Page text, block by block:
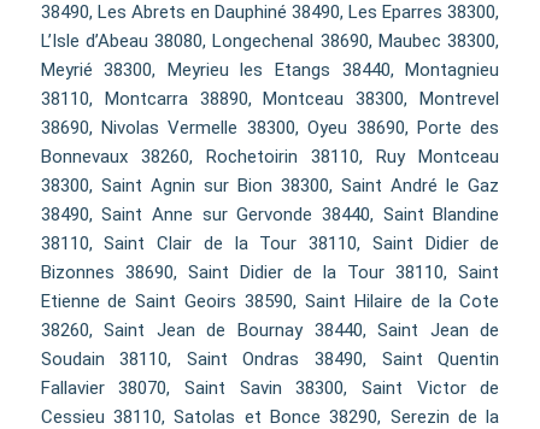
38490, Les Abrets en Dauphiné 38490, Les Eparres 38300,
L’Isle d’Abeau 38080, Longechenal 38690, Maubec 38300,
Meyrié 38300, Meyrieu les Etangs 38440, Montagnieu
38110, Montcarra 38890, Montceau 38300, Montrevel
38690, Nivolas Vermelle 38300, Oyeu 38690, Porte des
Bonnevaux 38260, Rochetoirin 38110, Ruy Montceau
38300, Saint Agnin sur Bion 38300, Saint André le Gaz
38490, Saint Anne sur Gervonde 38440, Saint Blandine
38110, Saint Clair de la Tour 38110, Saint Didier de
Bizonnes 38690, Saint Didier de la Tour 38110, Saint
Etienne de Saint Geoirs 38590, Saint Hilaire de la Cote
38260, Saint Jean de Bournay 38440, Saint Jean de
Soudain 38110, Saint Ondras 38490, Saint Quentin
Fallavier 38070, Saint Savin 38300, Saint Victor de
Cessieu 38110, Satolas et Bonce 38290, Serezin de la